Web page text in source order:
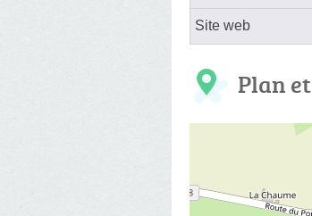
Site web
Plan